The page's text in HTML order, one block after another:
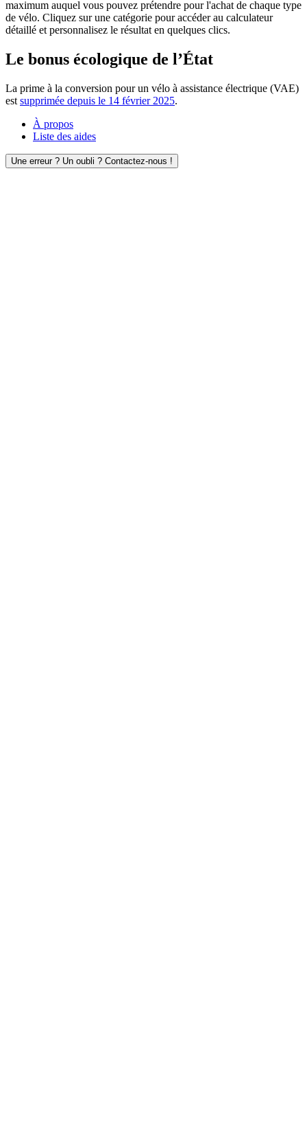
maximum auquel vous pouvez prétendre pour l'achat de chaque type
de vélo. Cliquez sur une catégorie pour accéder au calculateur
détaillé et personnalisez le résultat en quelques clics.
Le bonus écologique de l’État
La prime à la conversion pour un vélo à assistance électrique (VAE)
est supprimée depuis le 14 février 2025.
À propos
Liste des aides
Une erreur ? Un oubli ? Contactez-nous !